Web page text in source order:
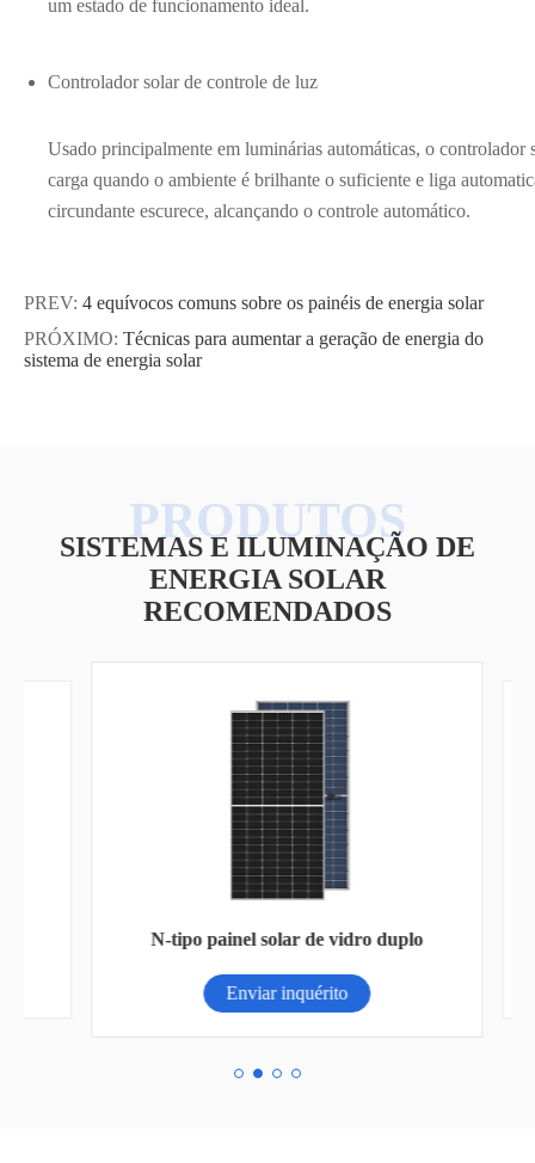
um estado de funcionamento ideal.
Controlador solar de controle de luz
Usado principalmente em luminárias automáticas, o controlador
carga quando o ambiente é brilhante o suficiente e liga
circundante escurece, alcançando o controle automático.
PREV: 4 equívocos comuns sobre os painéis de energia solar
PRÓXIMO: Técnicas para aumentar a geração de energia do
sistema de energia solar
SISTEMAS E ILUMINAÇÃO DE
ENERGIA SOLAR
RECOMENDADOS
N-tipo painel solar de vidro duplo
Enviar inquérito